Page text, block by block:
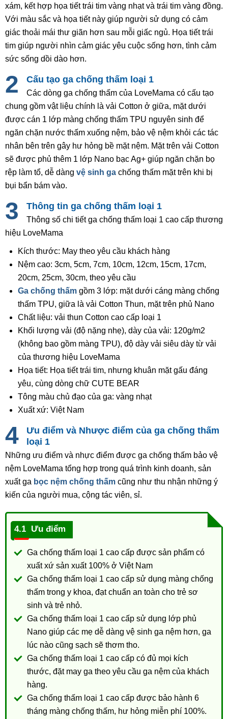
xám, kết hợp họa tiết trái tim vàng nhạt và trái tim vàng đồng.
Với màu sắc và họa tiết này giúp người sử dụng có cảm
giác thoải mái thư giãn hơn sau mỗi giấc ngủ. Họa tiết trái
tim giúp người nhìn cảm giác yêu cuộc sống hơn, tình cảm
sức sống dồi dào hơn.
Cấu tạo ga chống thấm loại 1
Các dòng ga chống thấm của LoveMama có cấu tạo
chung gồm vật liệu chính là vải Cotton ở giữa, mặt dưới
được cán 1 lớp màng chống thấm TPU nguyên sinh để
ngăn chặn nước thấm xuống nệm, bảo vệ nệm khỏi các tác
nhân bên trên gây hư hỏng bề mặt nệm. Mặt trên vải Cotton
sẽ được phủ thêm 1 lớp Nano bạc Ag+ giúp ngăn chặn bọ
rệp làm tổ, dễ dàng vệ sinh ga chống thấm mặt trên khi bị
bụi bẩn bám vào.
Thông tin ga chống thấm loại 1
Thông số chi tiết ga chống thấm loại 1 cao cấp thương
hiệu LoveMama
Kích thước: May theo yêu cầu khách hàng
Nệm cao: 3cm, 5cm, 7cm, 10cm, 12cm, 15cm, 17cm,
20cm, 25cm, 30cm, theo yêu cầu
Ga chống thấm gồm 3 lớp: mặt dưới cáng màng chống
thấm TPU, giữa là vải Cotton Thun, mặt trên phủ Nano
Chất liệu: vải thun Cotton cao cấp loại 1
Khối lượng vải (độ nặng nhẹ), dày của vải: 120g/m2
(không bao gồm màng TPU), độ dày vải siêu dày từ vải
của thương hiệu LoveMama
Họa tiết: Họa tiết trái tim, nhưng khuân mặt gấu đáng
yêu, cùng dòng chữ CUTE BEAR
Tông màu chủ đạo của ga: vàng nhạt
Xuất xứ: Việt Nam
Ưu điểm và Nhược điểm của ga chống thấm
loại 1
Những ưu điểm và nhực điểm được ga chống thấm bảo vệ
nệm LoveMama tổng hợp trong quá trình kinh doanh, sản
xuất ga bọc nệm chống thấm cũng như thu nhận những ý
kiến của người mua, cộng tác viên, sỉ.
Ưu điểm
Ga chống thấm loại 1 cao cấp được sản phẩm có
xuất xứ sản xuất 100% ở Việt Nam
Ga chống thấm loại 1 cao cấp sử dụng màng chống
thấm trong y khoa, đạt chuẩn an toàn cho trẻ sơ
sinh và trẻ nhỏ.
Ga chống thấm loại 1 cao cấp sử dụng lớp phủ
Nano giúp các mẹ dễ dàng vệ sinh ga nệm hơn, ga
lúc nào cũng sạch sẽ thơm tho.
Ga chống thấm loại 1 cao cấp có đủ mọi kích
thước, đặt may ga theo yêu cầu ga nệm của khách
hàng.
Ga chống thấm loại 1 cao cấp được bảo hành 6
tháng màng chống thấm, hư hỏng miễn phí 100%.